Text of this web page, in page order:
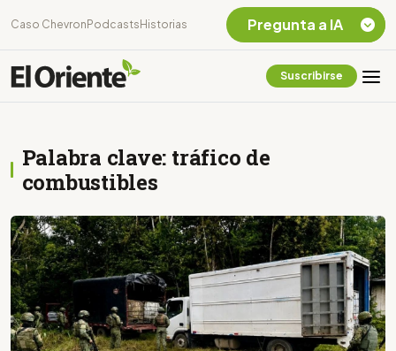
Caso Chevron Podcasts Historias
Suscribirse
Palabra clave: tráfico de
combustibles
Pregunta a IA
Listar destinos
¿En que consiste la
tasa minera que rige en
Ecuador?